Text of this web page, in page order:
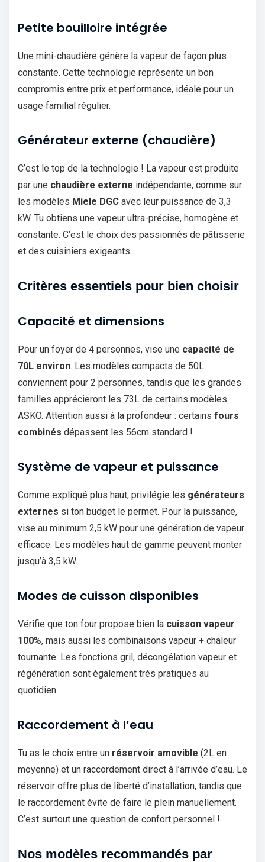
Petite bouilloire intégrée
Une mini-chaudière génère la vapeur de façon plus
constante. Cette technologie représente un bon
compromis entre prix et performance, idéale pour un
usage familial régulier.
Générateur externe (chaudière)
C’est le top de la technologie ! La vapeur est produite
par une chaudière externe indépendante, comme sur
les modèles Miele DGC avec leur puissance de 3,3
kW. Tu obtiens une vapeur ultra-précise, homogène et
constante. C’est le choix des passionnés de pâtisserie
et des cuisiniers exigeants.
Critères essentiels pour bien choisir
Capacité et dimensions
Pour un foyer de 4 personnes, vise une capacité de
70L environ. Les modèles compacts de 50L
conviennent pour 2 personnes, tandis que les grandes
familles apprécieront les 73L de certains modèles
ASKO. Attention aussi à la profondeur : certains fours
combinés dépassent les 56cm standard !
Système de vapeur et puissance
Comme expliqué plus haut, privilégie les générateurs
externes si ton budget le permet. Pour la puissance,
vise au minimum 2,5 kW pour une génération de vapeur
efficace. Les modèles haut de gamme peuvent monter
jusqu’à 3,5 kW.
Modes de cuisson disponibles
Vérifie que ton four propose bien la cuisson vapeur
100%, mais aussi les combinaisons vapeur + chaleur
tournante. Les fonctions gril, décongélation vapeur et
régénération sont également très pratiques au
quotidien.
Raccordement à l’eau
Tu as le choix entre un réservoir amovible (2L en
moyenne) et un raccordement direct à l’arrivée d’eau. Le
réservoir offre plus de liberté d’installation, tandis que
le raccordement évite de faire le plein manuellement.
C’est surtout une question de confort personnel !
Nos modèles recommandés par